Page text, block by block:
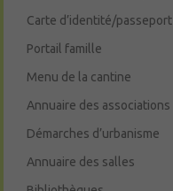
Carte d’identité/passeport
Portail famille
Menu de la cantine
Annuaire des associations
Démarches d’urbanisme
Annuaire des salles